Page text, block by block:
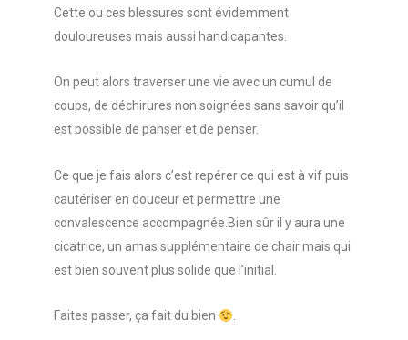
Cette ou ces blessures sont évidemment
douloureuses mais aussi handicapantes.
On peut alors traverser une vie avec un cumul de
coups, de déchirures non soignées sans savoir qu’il
est possible de panser et de penser.
Ce que je fais alors c’est repérer ce qui est à vif puis
cautériser en douceur et permettre une
convalescence accompagnée.Bien sûr il y aura une
cicatrice, un amas supplémentaire de chair mais qui
est bien souvent plus solide que l’initial.
Faites passer, ça fait du bien .